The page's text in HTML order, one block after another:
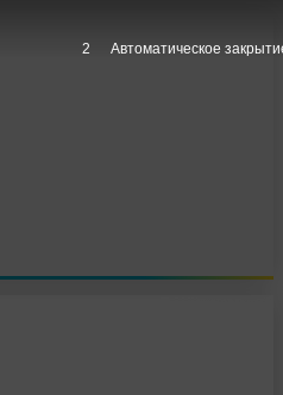
1 Автоматическое